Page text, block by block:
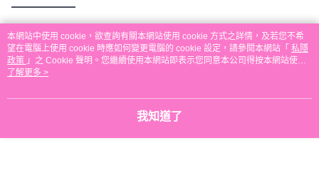
熱門標籤
熱銷排行
本網站中使用 cookie，欲查詢有關本網站使用 cookie 方式之詳情，及若您不希
望在電腦上使用 cookie 時應如何變更電腦的 cookie 設定，請參閱本網站「 私隱
政策 」之 Cookie 聲明。您繼續使用本網站即表示您同意本公司得按本網站使用
條款之 Cookie 聲明使用 cookie。
了解更多 >
我知道了